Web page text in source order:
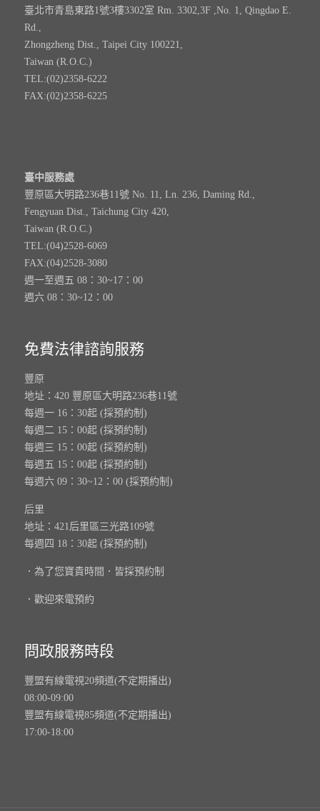
臺北市青島東路1號3樓3302室 Rm. 3302,3F ,No. 1, Qingdao E.
Rd.,
Zhongzheng Dist., Taipei City 100221,
Taiwan (R.O.C.)
TEL:(02)2358-6222
FAX:(02)2358-6225
臺中服務處
豐原區大明路236巷11號 No. 11, Ln. 236, Daming Rd.,
Fengyuan Dist., Taichung City 420,
Taiwan (R.O.C.)
TEL:(04)2528-6069
FAX:(04)2528-3080
週一至週五 08：30~17：00
週六 08：30~12：00
免費法律諮詢服務
豐原
地址：420 豐原區大明路236巷11號
每週一 16：30起 (採預約制)
每週二 15：00起 (採預約制)
每週三 15：00起 (採預約制)
每週五 15：00起 (採預約制)
每週六 09：30~12：00 (採預約制)
后里
地址：421后里區三光路109號
每週四 18：30起 (採預約制)
．為了您寶貴時間．皆採預約制
．歡迎來電預約
問政服務時段
豐盟有線電視20頻道(不定期播出)
08:00-09:00
豐盟有線電視85頻道(不定期播出)
17:00-18:00